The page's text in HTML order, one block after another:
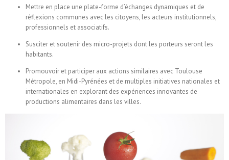
Mettre en place une plate-forme d’échanges dynamiques et de
réflexions communes avec les citoyens, les acteurs institutionnels,
professionnels et associatifs.
Susciter et soutenir des micro-projets dont les porteurs seront les
habitants.
Promouvoir et participer aux actions similaires avec Toulouse
Métropole, en Midi-Pyrénées et de multiples initiatives nationales et
internationales en explorant des expériences innovantes de
productions alimentaires dans les villes.